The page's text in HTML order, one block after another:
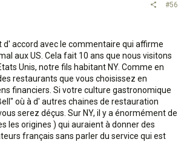
#56
d' accord avec le commentaire qui affirme
aux US. Cela fait 10 ans que nous visitons
Unis, notre fils habitant NY. Comme en
restaurants que vous choisissez en
financiers. Si votre culture gastronomique
où à d' autres chaines de restauration
serez déçus. Sur NY, il y a énormément de
les origines ) qui auraient à donner des
français sans parler du service qui est